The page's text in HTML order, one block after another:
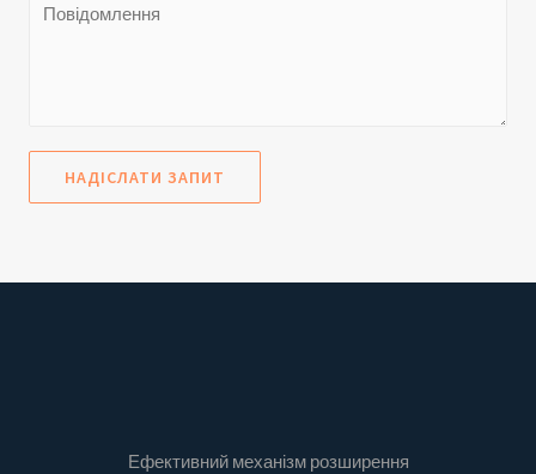
НАДІСЛАТИ ЗАПИТ
Ефективний механізм розширення